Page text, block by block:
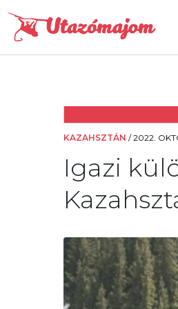
KAZAHSZTÁN /2022.
Igazi